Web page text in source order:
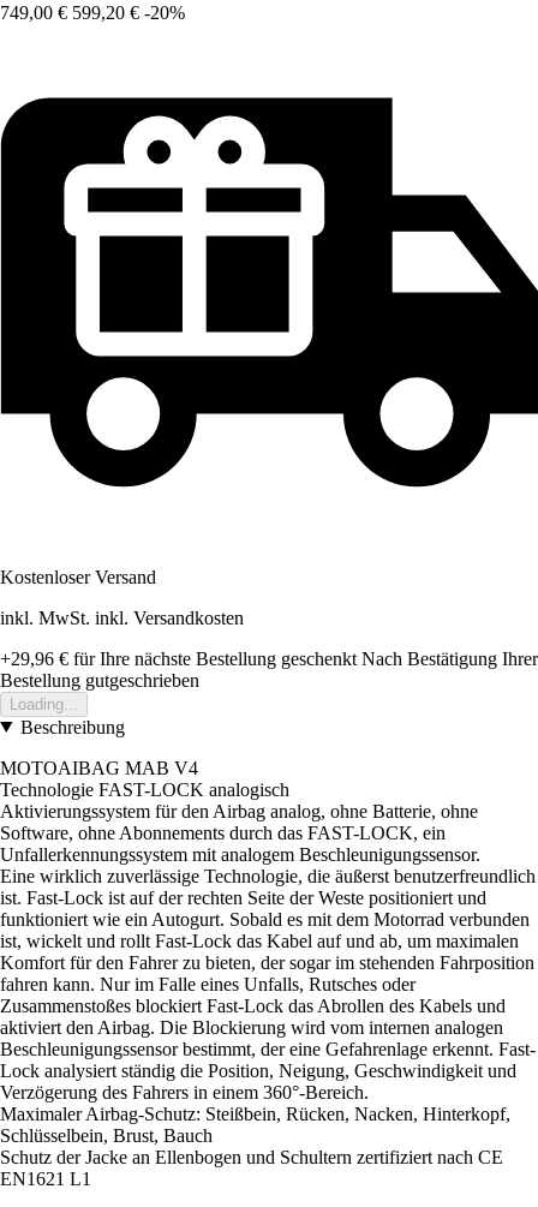
749,00 € 599,20 € -20%
Kostenloser Versand
inkl. MwSt. inkl. Versandkosten
+29,96 € für Ihre nächste Bestellung geschenkt Nach Bestätigung Ihrer
Bestellung gutgeschrieben
Loading...
Beschreibung
MOTOAIBAG MAB V4
Technologie FAST-LOCK analogisch
Aktivierungssystem für den Airbag analog, ohne Batterie, ohne
Software, ohne Abonnements durch das FAST-LOCK, ein
Unfallerkennungssystem mit analogem Beschleunigungssensor.
Eine wirklich zuverlässige Technologie, die äußerst benutzerfreundlich
ist. Fast-Lock ist auf der rechten Seite der Weste positioniert und
funktioniert wie ein Autogurt. Sobald es mit dem Motorrad verbunden
ist, wickelt und rollt Fast-Lock das Kabel auf und ab, um maximalen
Komfort für den Fahrer zu bieten, der sogar im stehenden Fahrposition
fahren kann. Nur im Falle eines Unfalls, Rutsches oder
Zusammenstoßes blockiert Fast-Lock das Abrollen des Kabels und
aktiviert den Airbag. Die Blockierung wird vom internen analogen
Beschleunigungssensor bestimmt, der eine Gefahrenlage erkennt. Fast-
Lock analysiert ständig die Position, Neigung, Geschwindigkeit und
Verzögerung des Fahrers in einem 360°-Bereich.
Maximaler Airbag-Schutz: Steißbein, Rücken, Nacken, Hinterkopf,
Schlüsselbein, Brust, Bauch
Schutz der Jacke an Ellenbogen und Schultern zertifiziert nach CE
EN1621 L1